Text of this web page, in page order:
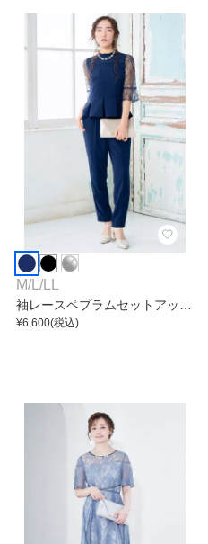
M/L /LL
袖レースペプラムセットアップ
パンツ
¥6,600(税込)